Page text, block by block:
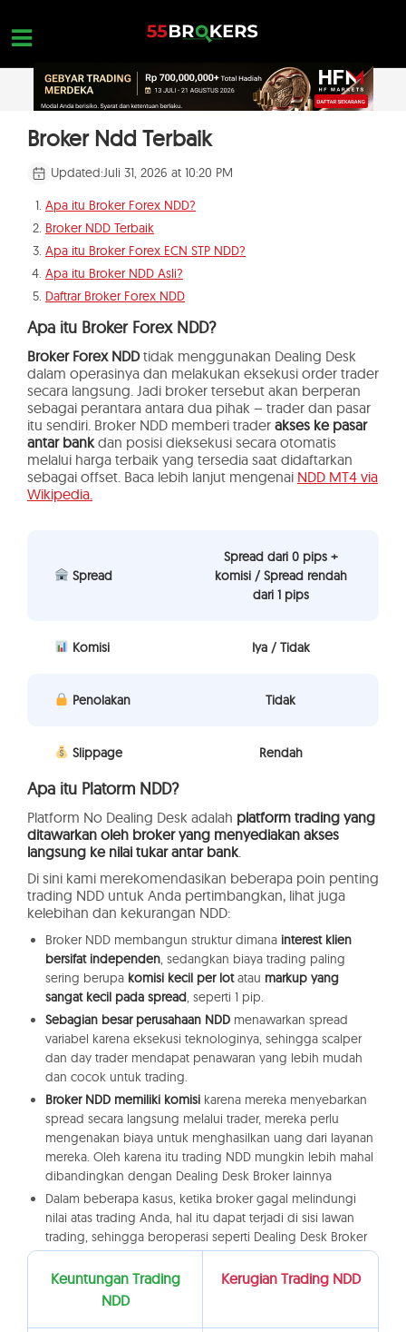
content
HOME
REVIEW BROKER FOREX
BROKER YANG HARUS DIHINDARI
EDUKASI FOREX
PERTANYAAN TRADER
HUBUNGI KAMI
Broker Ndd Terbaik
Updated:Juli 31, 2026 at 10:20 PM
Apa itu Broker Forex NDD?
Broker NDD Terbaik
Apa itu Broker Forex ECN STP NDD?
Apa itu Broker NDD Asli?
Daftrar Broker Forex NDD
Apa itu Broker Forex NDD?
Broker Forex NDDtidak menggunakan Dealing Desk
dalam operasinya dan melakukan eksekusi order trader
secara langsung. Jadi broker tersebut akan berperan
sebagai perantara antara dua pihak – trader dan pasar
itu sendiri. Broker NDD memberi trader akses ke pasar
antar bank dan posisi dieksekusi secara otomatis
melalui harga terbaik yang tersedia saat didaftarkan
sebagai offset. Baca lebih lanjut mengenai NDD MT4 via
Wikipedia.
Spread
Spread dari 0 pips +
komisi / Spread rendah
dari 1 pips
Komisi Iya / Tidak
Penolakan Tidak
Slippage Rendah
Apa itu Platorm NDD?
Platform No Dealing Desk adalah platform trading yang
ditawarkan oleh broker yang menyediakan akses
langsung ke nilai tukar antar bank
Di sini kami merekomendasikan beberapa poin penting
trading NDD untuk Anda pertimbangkan, lihat juga
kelebihan dan kekurangan NDD:
Broker NDD membangun struktur dimana interest klien
bersifat independen, sedangkan biaya trading paling
sering berupa komisi kecil per lotatau markup yang
sangat kecil pada spread, seperti 1 pip.
Sebagian besar perusahaan NDD menawarkan spread
variabel karena eksekusi teknologinya, sehingga scalper
dan day trader mendapat penawaran yang lebih mudah
dan cocok untuk trading.
Broker NDD memiliki komisi karena mereka menyebarkan
spread secara langsung melalui trader, mereka perlu
mengenakan biaya untuk menghasilkan uang dari layanan
mereka. Oleh karena itu trading NDD mungkin lebih mahal
dibandingkan dengan Dealing Desk Broker lainnya
Dalam beberapa kasus, ketika broker gagal melindungi
nilai atas trading Anda, hal itu dapat terjadi di sisi lawan
trading, sehingga beroperasi seperti Dealing Desk Broker
Keuntungan Trading
NDD
Kerugian Trading NDD